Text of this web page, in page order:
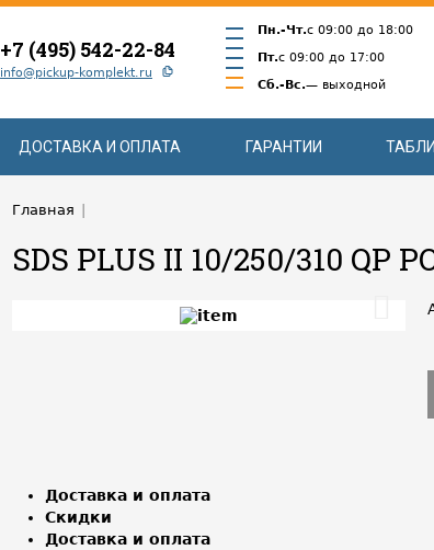
+7 (495) 542-22-84
info@pickup-komplekt.ru
Пн.-Чт.с 09:00 до 18:00
Пт.с 09:00 до 17:00
Сб.-Вс.— выходной
ДОСТАВКА И ОПЛАТА ГАРАНТИИ
Главная
SDS PLUS II 10/250/310 QP
Доставка и оплата
Скидки
Доставка и оплата